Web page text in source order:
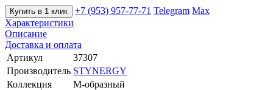
Купить в 1 клик +7 (953) 957-77-71 Telegram Max
Характеристики
Описание
Доставка и оплата
Артикул
37307
Производитель STYNERGY
Коллекция
М-образный